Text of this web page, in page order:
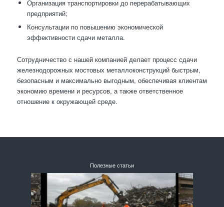
Организация транспортировки до перерабатывающих
предприятий;
Консультации по повышению экономической
эффективности сдачи металла.
Сотрудничество с нашей компанией делает процесс сдачи
железнодорожных мостовых металлоконструкций быстрым,
безопасным и максимально выгодным, обеспечивая клиентам
экономию времени и ресурсов, а также ответственное
отношение к окружающей среде.
Полезные статьи